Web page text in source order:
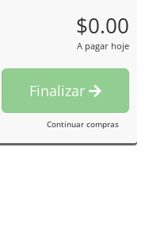
$0.00
A pagar hoje
Finalizar
Continuar compras